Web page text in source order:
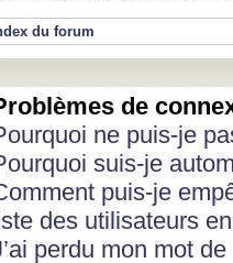
du forum
de
ne puis-je
suis-je
puis-je
des utilisateurs
perdu mon mot